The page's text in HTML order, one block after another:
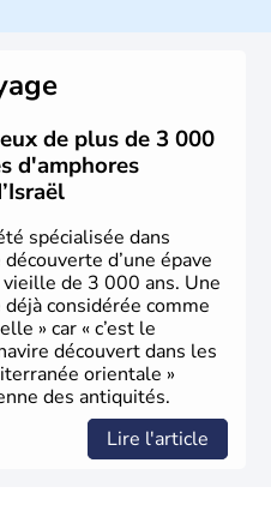
le domaine des nouvelles
de plus de 3 000
d'amphores
spécialisée dans
d’une épave
vieille de 3 000 ans. Une
considérée comme
» car « c’est le
découvert dans les
orientale »
des antiquités.
Lire l'article